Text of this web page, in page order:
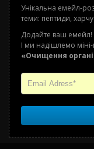
Унікальна емейл-
теми: пептиди,
Додайте ваш емейл!
І ми надішлемо міні-
«Очищення